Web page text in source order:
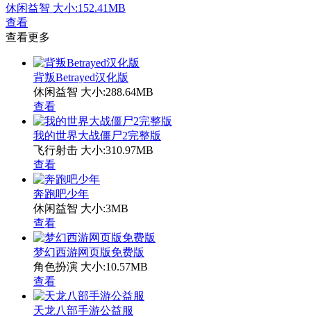
休闲益智 大小:152.41MB
查看
查看更多
背叛Betrayed汉化版
休闲益智 大小:288.64MB
查看
我的世界大战僵尸2完整版
飞行射击 大小:310.97MB
查看
奔跑吧少年
休闲益智 大小:3MB
查看
梦幻西游网页版免费版
角色扮演 大小:10.57MB
查看
天龙八部手游公益服